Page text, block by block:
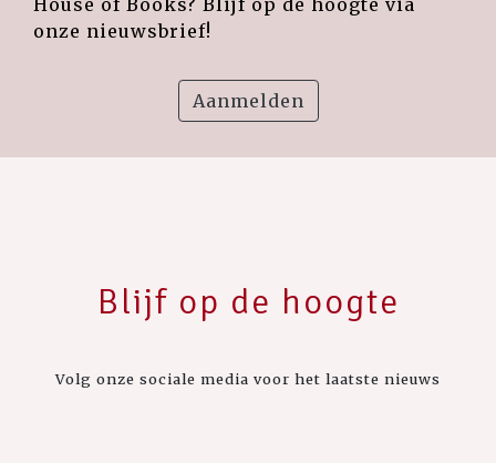
onze nieuwsbrief!
Aanmelden
Blijf op de hoogte
Volg onze sociale media voor het laatste nieuws